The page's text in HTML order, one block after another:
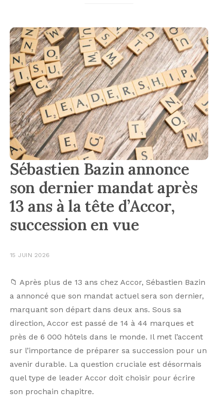
Sébastien Bazin annonce
son dernier mandat après
13 ans à la tête d’Accor,
succession en vue
15 JUIN 2026
📁 Après plus de 13 ans chez Accor, Sébastien Bazin
a annoncé que son mandat actuel sera son dernier,
marquant son départ dans deux ans. Sous sa
direction, Accor est passé de 14 à 44 marques et
près de 6 000 hôtels dans le monde. Il met l’accent
sur l’importance de préparer sa succession pour un
avenir durable. La question cruciale est désormais
quel type de leader Accor doit choisir pour écrire
son prochain chapitre.